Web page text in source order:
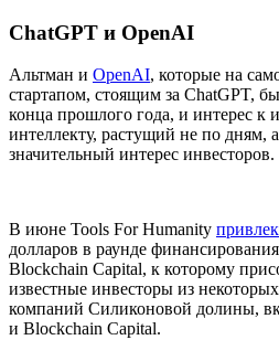
ChatGPT и OpenAI
Альтман и OpenAI, которые на
стартапом, стоящим за ChatGPT,
конца прошлого года, и интерес к
интеллекту, растущий не по дням,
значительный интерес инвесторов.
В июне Tools For Humanity
долларов в раунде
Blockchain Capital, к которому
известные инвесторы из
компаний Силиконовой долины,
и Blockchain Capital.